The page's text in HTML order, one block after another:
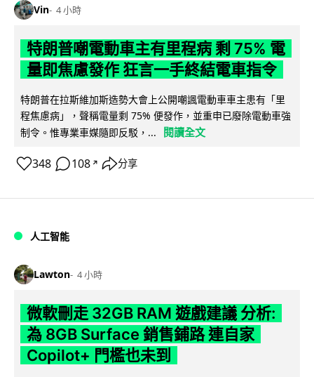
Vin 4 小時
特朗普嘲電動車主有里程病 剩 75% 電
量即焦慮發作 狂言一手終結電車指令
特朗普在拉斯維加斯造勢大會上公開嘲諷電動車車主患有「里
程焦慮病」，聲稱電量剩 75% 便發作，並重申已廢除電動車強
制令。惟專業車媒隨即反駁，...
閱讀全文
348 108 ↗ 分享
人工智能
Lawton 4 小時
微軟刪走 32GB RAM 遊戲建議 分析:
為 8GB Surface 銷售鋪路 連自家
Copilot+ 門檻也未到